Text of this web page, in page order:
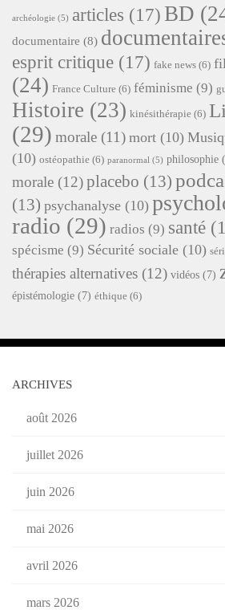
archéologie (5) articles (17) BD
documentaire (8)
esprit critique (17) fake news (6)
(24) France Culture (6) féminisme (9)
Histoire (23) kinésithérapie (6)
(29) morale (11) mort (10)
(10) ostéopathie (6) paranormal (5) philosophie
morale (12)placebo (13)
(13) psychanalyse (10)
radio (29) radios (9) santé
spécisme (9) Sécurité sociale (10)
thérapies alternatives (12) vidéos (7)
épistémologie (7) éthique (6)
ARCHIVES
août 2026
juillet 2026
juin 2026
mai 2026
avril 2026
mars 2026